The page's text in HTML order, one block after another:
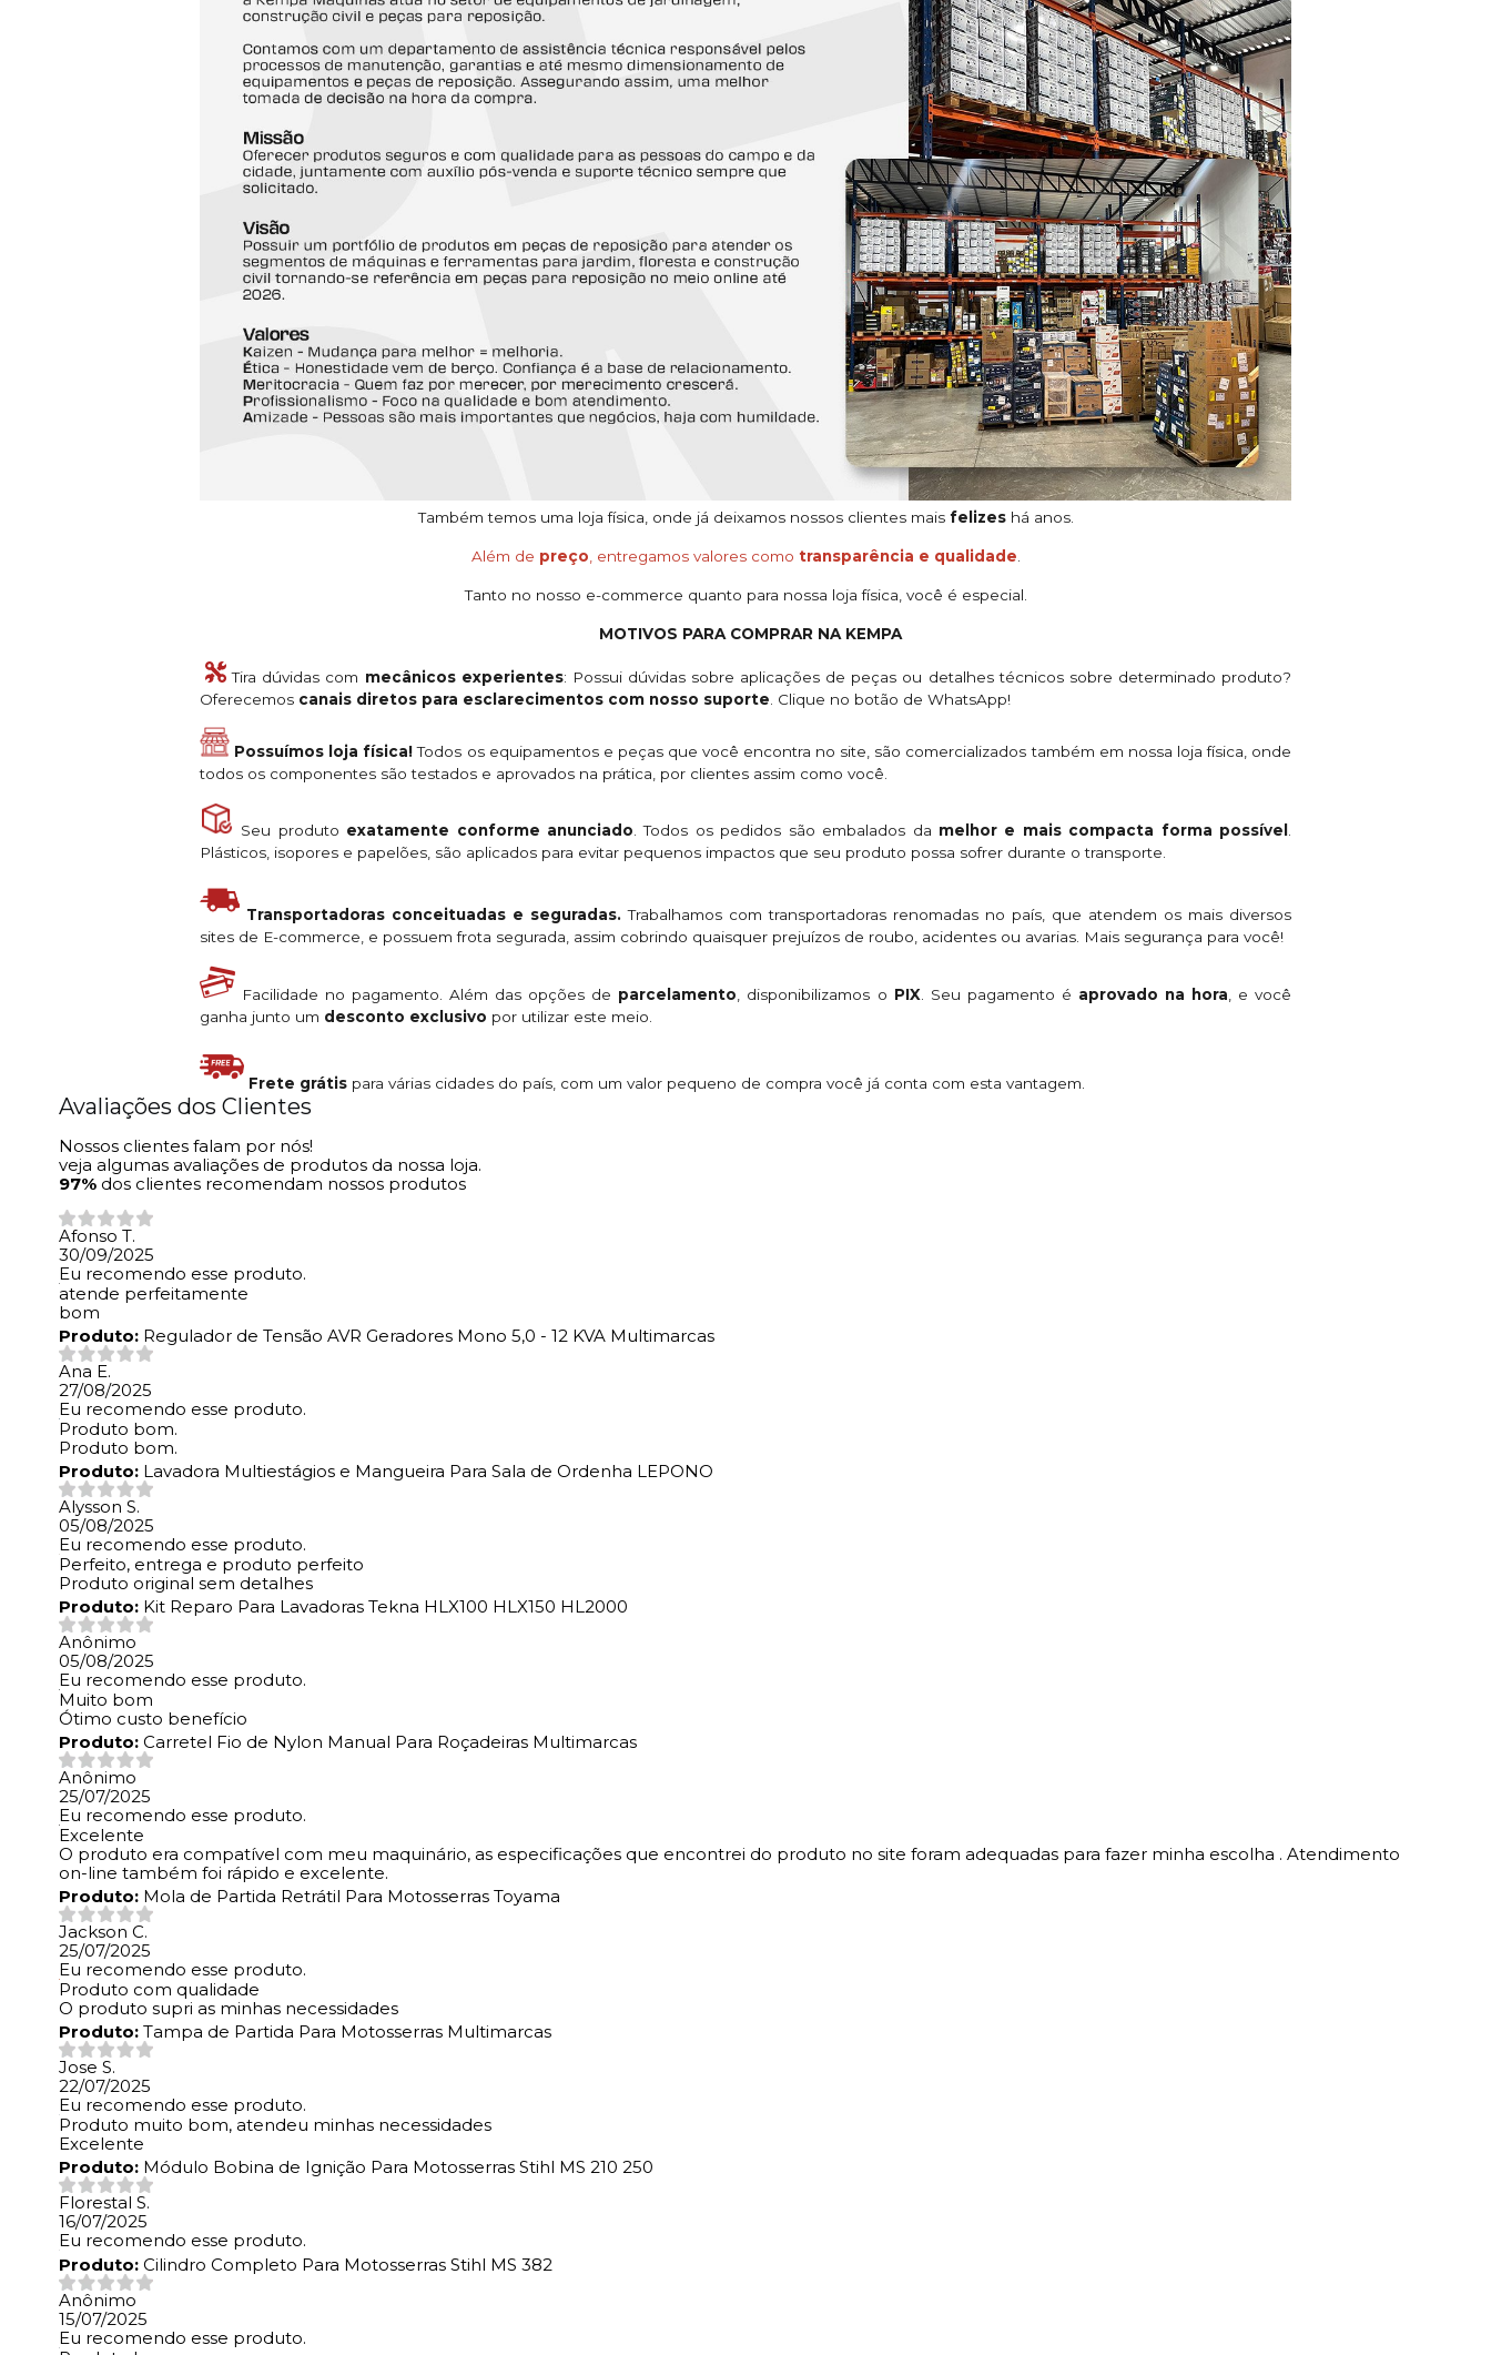
Também temos uma loja física, onde já deixamos nossos clientes mais felizeshá anos.
Além de preço, entregamos valores como transparência e qualidade.
Tanto no nosso e-commerce quanto para nossa loja física, você é especial.
MOTIVOS PARA COMPRAR NA KEMPA
Tira dúvidas com mecânicos experientes: Possui dúvidas sobre aplicações de peças ou detalhes técnicos sobre determinado produto?
Oferecemos canais diretos para esclarecimentos com nosso suporte. Clique no botão de WhatsApp!
Possuímos loja física!Todos os equipamentos e peças que você encontra no site, são comercializados também em nossa loja física, onde
todos os componentes são testados e aprovados na prática, por clientes assim como você.
Seu produto exatamente conforme anunciado. Todos os pedidos são embalados da melhor e mais compacta forma possível .
Plásticos, isopores e papelões, são aplicados para evitar pequenos impactos que seu produto possa sofrer durante o transporte.
Transportadoras conceituadas e seguradas. Trabalhamos com transportadoras renomadas no país, que atendem os mais diversos
sites de E-commerce, e possuem frota segurada, assim cobrindo quaisquer prejuízos de roubo, acidentes ou avarias. Mais segurança para você!
Facilidade no pagamento. Além das opções de parcelamento, disponibilizamos o PIX. Seu pagamento é aprovado na hora, e você
ganha junto um desconto exclusivo por utilizar este meio.
Frete grátis para várias cidades do país, com um valor pequeno de compra você já conta com esta vantagem.
Avaliações dos Clientes
Nossos clientes falam por nós!
veja algumas avaliações de produtos da nossa loja.
97% dos clientes recomendam nossos produtos
Afonso T.
30/09/2025
Eu recomendo esse produto.
atende perfeitamente
bom
Produto: Regulador de Tensão AVR Geradores Mono 5,0 - 12 KVA Multimarcas
Ana E.
27/08/2025
Eu recomendo esse produto.
Produto bom.
Produto bom.
Produto: Lavadora Multiestágios e Mangueira Para Sala de Ordenha LEPONO
Alysson S.
05/08/2025
Eu recomendo esse produto.
Perfeito, entrega e produto perfeito
Produto original sem detalhes
Produto: Kit Reparo Para Lavadoras Tekna HLX100 HLX150 HL2000
Anônimo
05/08/2025
Eu recomendo esse produto.
Muito bom
Ótimo custo benefício
Produto: Carretel Fio de Nylon Manual Para Roçadeiras Multimarcas
Anônimo
25/07/2025
Eu recomendo esse produto.
Excelente
O produto era compatível com meu maquinário, as especificações que encontrei do produto no site foram adequadas para fazer minha escolha . Atendimento
on-line também foi rápido e excelente.
Produto: Mola de Partida Retrátil Para Motosserras Toyama
Jackson C.
25/07/2025
Eu recomendo esse produto.
Produto com qualidade
O produto supri as minhas necessidades
Produto: Tampa de Partida Para Motosserras Multimarcas
Jose S.
22/07/2025
Eu recomendo esse produto.
Produto muito bom, atendeu minhas necessidades
Excelente
Produto: Módulo Bobina de Ignição Para Motosserras Stihl MS 210 250
Florestal S.
16/07/2025
Eu recomendo esse produto.
Produto: Cilindro Completo Para Motosserras Stihl MS 382
Anônimo
15/07/2025
Eu recomendo esse produto.